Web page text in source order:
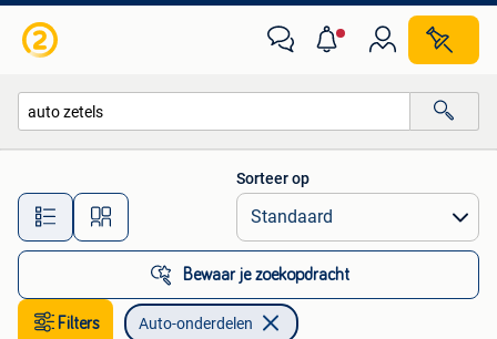
Alle afstanden…
Sorteer op
Bewaar je zoekopdracht
Filters Auto-onderdelen